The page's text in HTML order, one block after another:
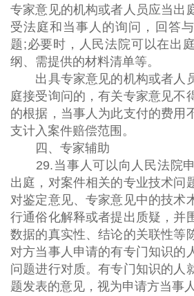
专家意见的机构或者人员应当出
受法庭和当事人的询问，回答
题;必要时，人民法院可以在出
纲、需提供的材料清单等。
出具专家意见的机构或者人
庭接受询问的，有关专家意见不
的根据，当事人为此支付的费用
支计入案件赔偿范围。
四、专家辅助
29.当事人可以向人民法院申
出庭，对案件相关的专业技术问
对鉴定意见、专家意见中的技术
行通俗化解释或者提出质疑，并
数据的真实性、结论的关联性等
对方当事人申请的有专门知识的
问题进行对质。有专门知识的人
题发表的意见，视为申请方当事